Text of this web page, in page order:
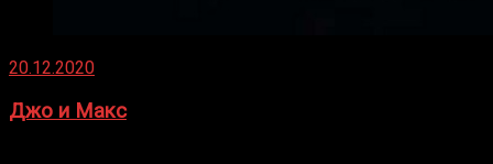
20.12.2020
Джо и Макс